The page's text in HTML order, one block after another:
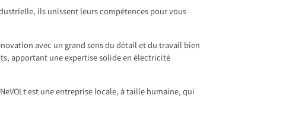
ils unissent leurs compétences pour vous
avec un grand sens du détail et du travail bien
apportant une expertise solide en électricité
est une entreprise locale, à taille humaine, qui